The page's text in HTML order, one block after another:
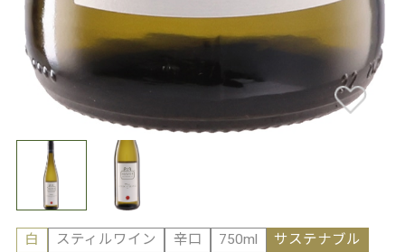
白 スティルワイン 辛口 750ml
サステナブル